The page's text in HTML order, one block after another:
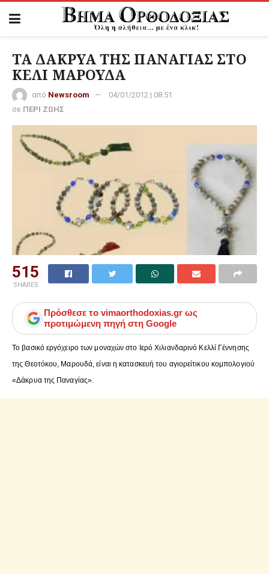
ΤΑ ΔΑΚΡΥΑ ΤΗΣ ΠΑΝΑΓΙΑΣ ΣΤΟ
ΚΕΛΙ ΜΑΡΟΥΔΑ
από Newsroom
04/01/2012 | 08:51
σε ΠΕΡΙ ΖΩΗΣ
515
SHARES
Πρόσθεσε το vimaorthodoxias.gr ως
προτιμώμενη πηγή στη Google
Το βασικό εργόχειρο των μοναχών στο Ιερό Χιλιανδαρινό Κελλί Γέννησης
της Θεοτόκου, Μαρουδά, είναι η κατασκευή του αγιορείτικου κομπολογιού
«Δάκρυα της Παναγίας».